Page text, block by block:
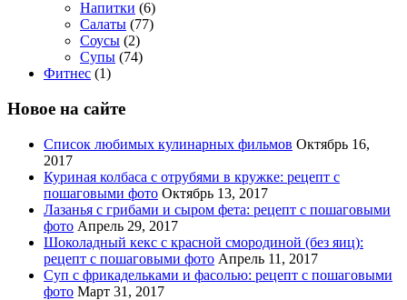
Напитки (6)
Салаты (77)
Соусы (2)
Супы (74)
Фитнес (1)
Новое на сайте
Список любимых кулинарных фильмов Октябрь 16,
2017
Куриная колбаса с отрубями в кружке: рецепт с
пошаговыми фото Октябрь 13, 2017
Лазанья с грибами и сыром фета: рецепт с пошаговыми
фото Апрель 29, 2017
Шоколадный кекс с красной смородиной (без яиц):
рецепт с пошаговыми фото Апрель 11, 2017
Суп с фрикадельками и фасолью: рецепт с пошаговыми
фото Март 31, 2017